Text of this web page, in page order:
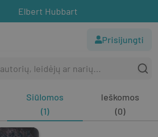
Elbert Hubbart
Prisijungti
Siūlomos
(1)
Ieškomos
(0)